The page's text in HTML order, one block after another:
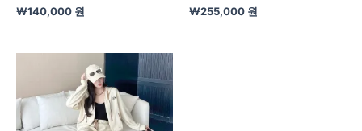
₩140,000 원 ₩255,000 원